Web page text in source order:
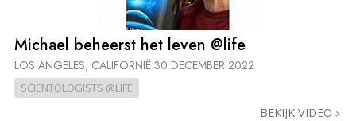
Michael beheerst het leven @life
LOS ANGELES, CALIFORNIË 30 DECEMBER 2022
SCIENTOLOGISTS @LIFE
BEKIJK VIDEO